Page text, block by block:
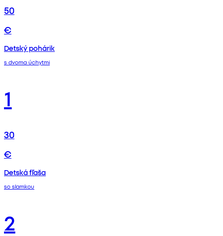
50
€
Detský pohárik
s dvoma úchytmi
1
30
€
Detská fľaša
so slamkou
2